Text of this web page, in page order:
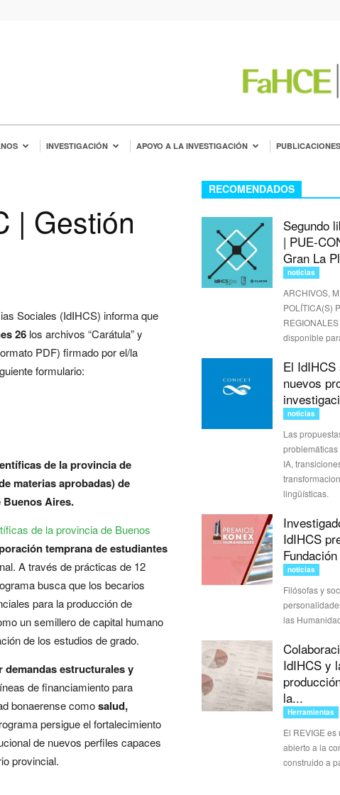
INVESTIGACIÓN APOYO A LA INVESTIGACIÓN PUBLICACIONES
| Gestión
Sociales (IdIHCS) informa que
26 los archivos “Carátula” y
PDF) firmado por el/la
formulario:
de la provincia de
materias aprobadas) de
Buenos Aires.
de la provincia de Buenos
temprana de estudiantes
A través de prácticas de 12
busca que los becarios
para la producción de
un semillero de capital humano
de los estudios de grado.
demandas estructurales y
de financiamiento para
bonaerense comosalud,
persigue el fortalecimiento
de nuevos perfiles capaces
provincial.
RECOMENDADOS
Segundo
| PUE-
Gran La
noticias
ARCHIVOS,
POLÍTICA(S)
disponible
El
nuevos
noticias
Las
IA,
lingüísticas.
IdIHCS
noticias
Filósofas y
las
IdIHCS y
la...
Herramientas
El REVIGE
abierto a la
construido a